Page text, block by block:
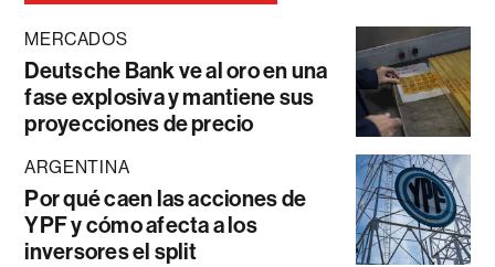
MERCADOS
Deutsche Bank ve al oro en una
fase explosiva y mantiene sus
proyecciones de precio
ARGENTINA
Por qué caen las acciones de
YPF y cómo afecta a los
inversores el split